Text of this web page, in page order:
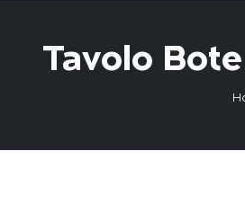
Tavolo